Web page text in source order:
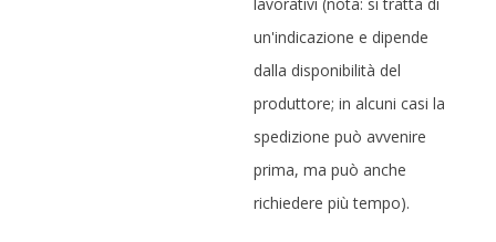
un'indicazione e dipende
dalla disponibilità del
produttore; in alcuni casi la
spedizione può avvenire
prima, ma può anche
richiedere più tempo).